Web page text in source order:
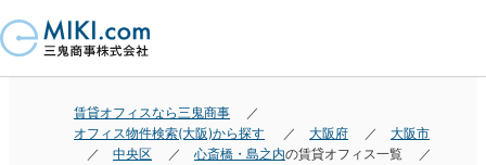
賃貸オフィスなら三鬼商事
オフィス物件検索(大阪)から探す
大阪府
大阪市
中央区
心斎橋・島之内の賃貸オフィス一覧